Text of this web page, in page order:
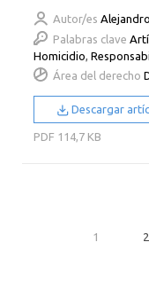
Autor/es
Palabras clave
Homicidio ,
Área del derecho
Descargar
PDF 114,7 KB
1 2